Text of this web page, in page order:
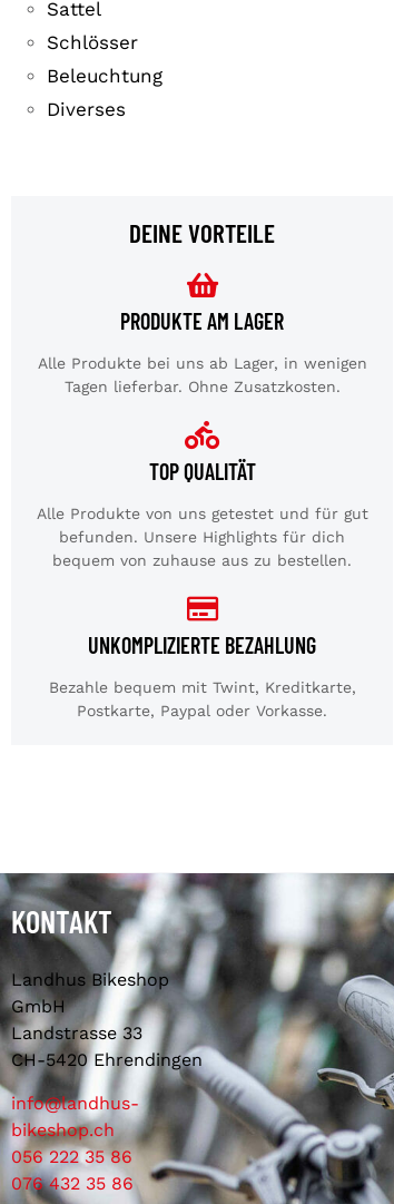
Sattel
Schlösser
Beleuchtung
Diverses
DEINE VORTEILE
PRODUKTE AM LAGER
Alle Produkte bei uns ab Lager, in wenigen
Tagen lieferbar. Ohne Zusatzkosten.
TOP QUALITÄT
Alle Produkte von uns getestet und für gut
befunden. Unsere Highlights für dich
bequem von zuhause aus zu bestellen.
UNKOMPLIZIERTE BEZAHLUNG
Bezahle bequem mit Twint, Kreditkarte,
Postkarte, Paypal oder Vorkasse.
KONTAKT
Landhus Bikeshop
GmbH
Landstrasse 33
CH-5420 Ehrendingen
info@landhus-
bikeshop.ch
056 222 35 86
076 432 35 86